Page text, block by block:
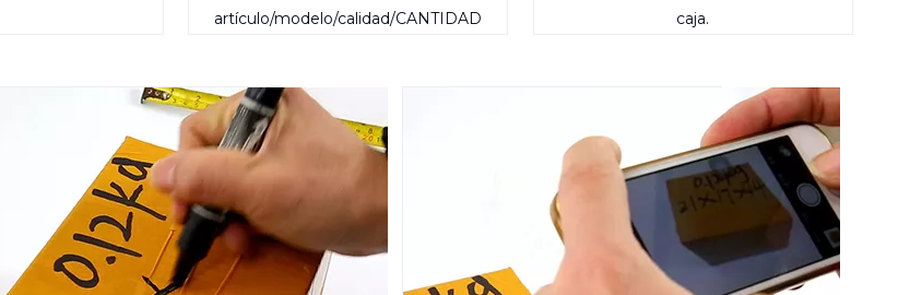
artículo/modelo/calidad/CANTIDAD
caja.